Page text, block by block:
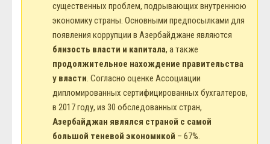
существенных проблем, подрывающих внутреннюю
экономику страны. Основными предпосылками для
появления коррупции в Азербайджане являются
близость власти и капитала, а также
продолжительное нахождение правительства
у власти. Согласно оценке Ассоциации
дипломированных сертифицированных бухгалтеров,
в 2017 году, из 30 обследованных стран,
Азербайджан являлся страной с самой
большой теневой экономикой – 67%.